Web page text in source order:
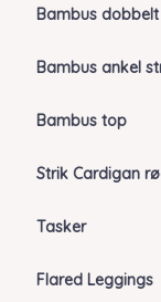
Bambus
Bambus ankel
Bambus top
Strik Cardigan
Tasker
Flared Leggings